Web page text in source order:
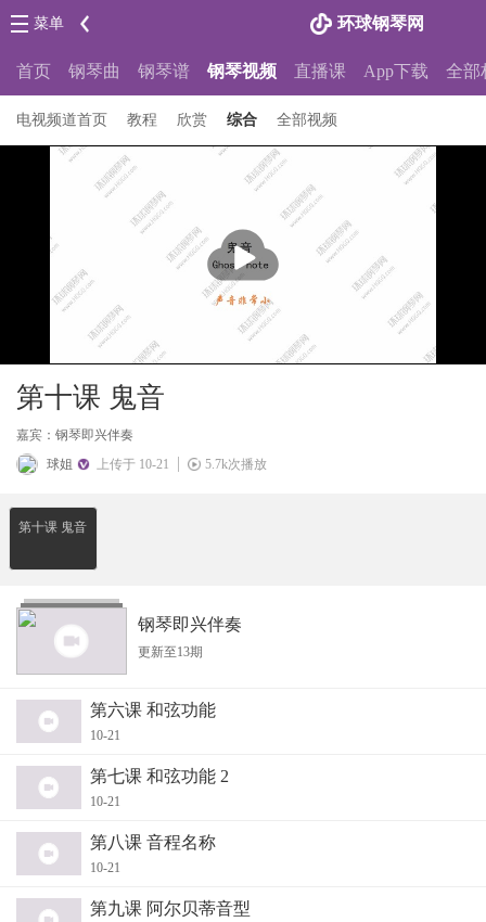
环球钢琴网
菜单
首页 钢琴曲 钢琴谱 钢琴视频 直播课 App下载 全部
电视频道首页 教程 欣赏 综合 全部视频
放
第十课 鬼音
嘉宾：钢琴即兴伴奏
球姐
上传于 10-21 5.7k次播放
第十课 鬼音
钢琴即兴伴奏
更新至13期
第六课 和弦功能
10-21
第七课 和弦功能 2
10-21
第八课 音程名称
10-21
第九课 阿尔贝蒂音型